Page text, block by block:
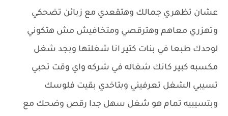
عشان تظهري جمالك وهتقعدي مع زبائن تضحكي
وتهزري معاهم وهترقصي ومتخافيش مش هتكوني
لوحدك طبعا في بنات كتير انا شغلتها وبجد شغل
مكسبه كبير كانك شغاله في شركه واي وقت تحبي
تسيبي الشغل تعرفيني وبتاخدي بقيت فلوسك
وبتسيبيه تمام هو شغل سهل جدا رقص وضحك مع